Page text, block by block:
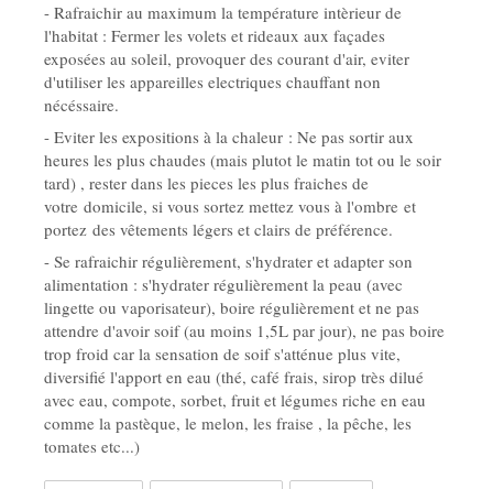
- Rafraichir au maximum la température intèrieur de
l'habitat : Fermer les volets et rideaux aux façades
exposées au soleil, provoquer des courant d'air, eviter
d'utiliser les appareilles electriques chauffant non
nécéssaire.
- Eviter les expositions à la chaleur : Ne pas sortir aux
heures les plus chaudes (mais plutot le matin tot ou le soir
tard) , rester dans les pieces les plus fraiches de
votre domicile, si vous sortez mettez vous à l'ombre et
portez des vêtements légers et clairs de préférence.
- Se rafraichir régulièrement, s'hydrater et adapter son
alimentation : s'hydrater régulièrement la peau (avec
lingette ou vaporisateur), boire régulièrement et ne pas
attendre d'avoir soif (au moins 1,5L par jour), ne pas boire
trop froid car la sensation de soif s'atténue plus vite,
diversifié l'apport en eau (thé, café frais, sirop très dilué
avec eau, compote, sorbet, fruit et légumes riche en eau
comme la pastèque, le melon, les fraise , la pêche, les
tomates etc...)